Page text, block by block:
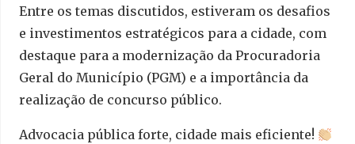
Entre os temas discutidos, estiveram os desafios
e investimentos estratégicos para a cidade, com
destaque para a modernização da Procuradoria
Geral do Município (PGM) e a importância da
realização de concurso público.
Advocacia pública forte, cidade mais eficiente!